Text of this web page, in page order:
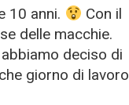
10 anni.
Con il
delle macchie.
deciso di
giorno di lavoro